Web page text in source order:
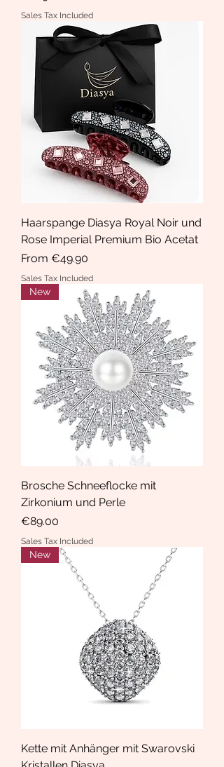
Sales Tax Included
Haarspange Diasya Royal Noir und
Rose Imperial Premium Bio Acetat
From €49.90
Sale Price
Sales Tax Included
New
Brosche Schneeflocke mit
Zirkonium und Perle
Price
€89.00
Sales Tax Included
New
Kette mit Anhänger mit Swarovski